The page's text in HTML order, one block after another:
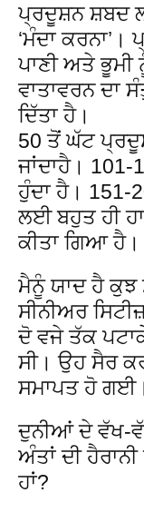
ਪ੍ਰਦੂਸ਼ਨ ਸ਼ਬਦ
‘ਮੰਦਾ ਕਰਨਾ’।
ਪਾਣੀ ਅਤੇ ਭੂਮੀ
ਵਾਤਾਵਰਨ ਦਾ
ਦਿੱਤਾ ਹੈ।
50 ਤੋਂ ਘੱਟ
ਜਾਂਦਾਹੈ।
ਹੁੰਦਾ ਹੈ। 151-
ਲਈ ਬਹੁਤ ਹੀ
ਕੀਤਾ ਗਿਆ ਹੈ।
ਮੈਨੂੰ ਯਾਦ ਹੈ ਕੁਝ
ਸੀਨੀਅਰ
ਦੋ ਵਜੇ ਤੱਕ
ਸੀ। ਉਹ ਸੈਰ
ਸਮਾਪਤ ਹੋ ਗਈ।
ਦੁਨੀਆਂ ਦੇ ਵੱਖ-
ਅੰਤਾਂ ਦੀ
ਹਾਂ?